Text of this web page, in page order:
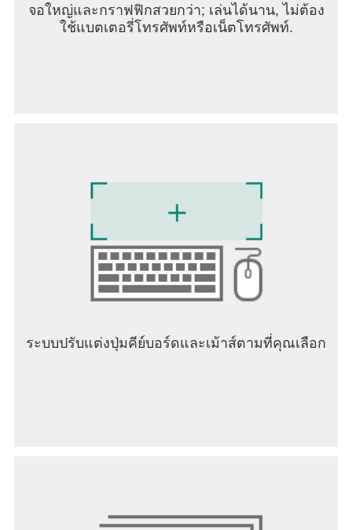
อร์ด
- มินิเกม (บาร์เทนเดอร์ในดิสโก้ (ชั้น 2) บาร์เทนเดอร์
- การควบคุมที่สะดวกและใช้งานง่าย
- การปรับแต่งสำหรับอุปกรณ์ที่อ่อนแอ (ตั้งแต่ RAM 1
- การปรับแต่งการเล่นเกมและปุ่มตามความชอบของ
สร้างการตกแต่งภายในแบบพิกเซลของคุณในโลก
จอใหญ่และกราฟฟิกสวยกว่า; เล่นได้นาน, ไม่ต้อง
ใช้แบตเตอรี่โทรศัพท์หรือเน็ตโทรศัพท์.
ระบบปรับแต่งปุ่มคีย์บอร์ดและเม้าส์ตามที่คุณเลือก